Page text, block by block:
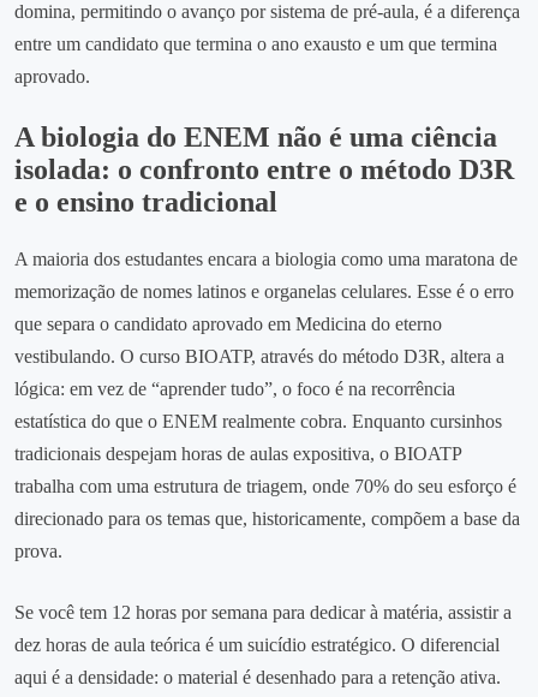
domina, permitindo o avanço por sistema de pré-aula, é a diferença
entre um candidato que termina o ano exausto e um que termina
aprovado.
A biologia do ENEM não é uma ciência
isolada: o confronto entre o método D3R
e o ensino tradicional
A maioria dos estudantes encara a biologia como uma maratona de
memorização de nomes latinos e organelas celulares. Esse é o erro
que separa o candidato aprovado em Medicina do eterno
vestibulando. O curso BIOATP, através do método D3R, altera a
lógica: em vez de “aprender tudo”, o foco é na recorrência
estatística do que o ENEM realmente cobra. Enquanto cursinhos
tradicionais despejam horas de aulas expositiva, o BIOATP
trabalha com uma estrutura de triagem, onde 70% do seu esforço é
direcionado para os temas que, historicamente, compõem a base da
prova.
Se você tem 12 horas por semana para dedicar à matéria, assistir a
dez horas de aula teórica é um suicídio estratégico. O diferencial
aqui é a densidade: o material é desenhado para a retenção ativa.